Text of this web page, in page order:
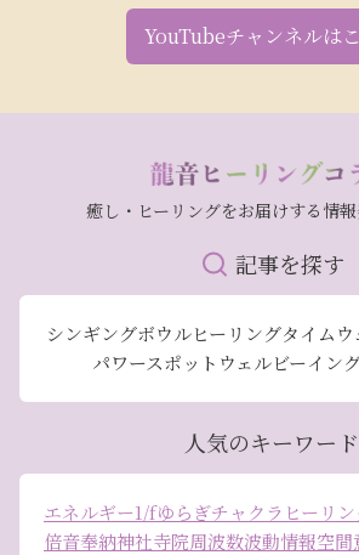
YouTubeチャンネルは
癒し・ヒーリングをお届けする情
記事を探す
シンギングボウルヒーリングタイム
パワースポット ウェルビーイン
人気のキーワード
エネルギー1/fゆらぎチャクラ ヒーリ
倍音奉納神社寺院周波数波動情報空間